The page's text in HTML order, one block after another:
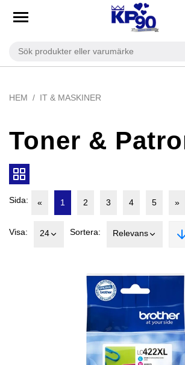
HEM IT & MASKINER
Toner &
Sida: « 1 2 3 4 5 »
Visa: 24 Sortera: Relevans